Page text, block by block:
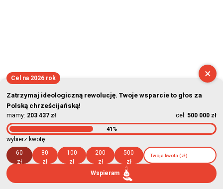
×
Cel na 2026 rok
Zatrzymaj ideologiczną rewolucję. Twoje wsparcie to głos za
Polską chrześcijańską!
mamy: 203 437 zł cel: 500 000 zł
41%
wybierz kwotę:
60
zł
80
zł
100
zł
200
zł
500
zł
Wspieram